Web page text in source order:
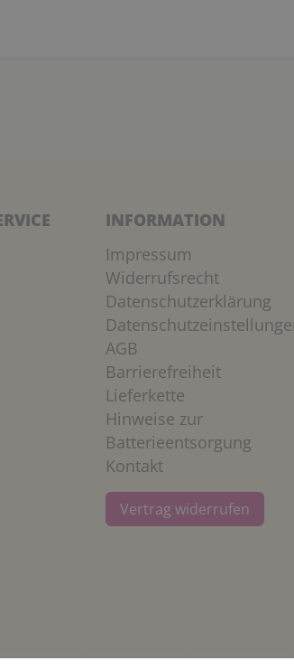
INFORMATION
Impressum
Widerrufsrecht
Datenschutzerklärung
AGB
Barrierefreiheit
Lieferkette
Hinweise zur
Batterieentsorgung
Kontakt
Vertrag widerrufen